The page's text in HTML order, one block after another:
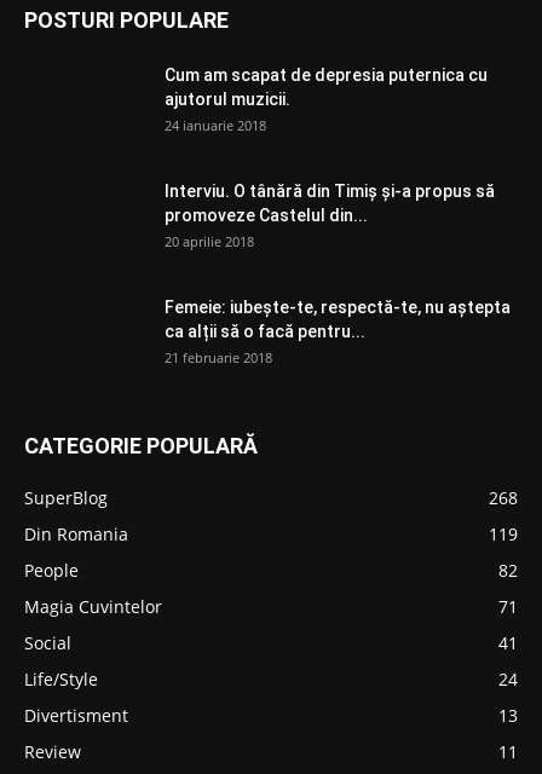
POSTURI POPULARE
Cum am scapat de depresia puternica cu
ajutorul muzicii.
24 ianuarie 2018
Interviu. O tânără din Timiș și-a propus să
promoveze Castelul din...
20 aprilie 2018
Femeie: iubește-te, respectă-te, nu aștepta
ca alții să o facă pentru...
21 februarie 2018
CATEGORIE POPULARĂ
SuperBlog
268
Din Romania
119
People
82
Magia Cuvintelor
71
Social
41
Life/Style
24
Divertisment
13
Review
11